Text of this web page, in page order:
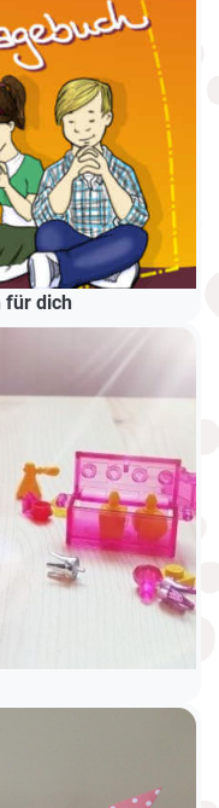
für dich